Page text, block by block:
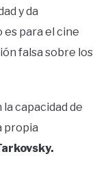
y da
es para el cine
falsa sobre los
la capacidad de
propia